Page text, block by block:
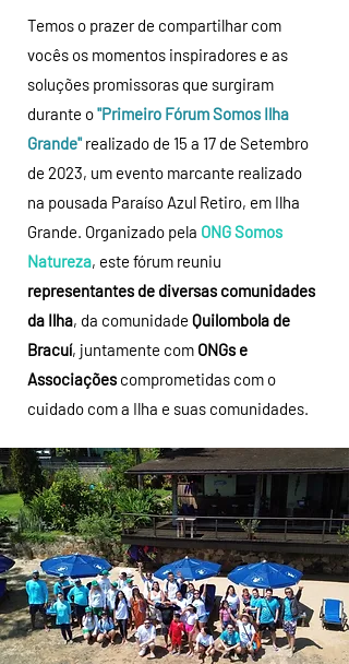
Temos o prazer de compartilhar com
vocês os momentos inspiradores e as
soluções promissoras que surgiram
durante o"Primeiro Fórum Somos Ilha
Grande"realizado de 15 a 17 de Setembro
de 2023, um evento marcante realizado
na pousada Paraíso Azul Retiro, em Ilha
Grande. Organizado pela ONG Somos
Natureza, este fórum reuniu
representantes de diversas comunidades
da Ilha, da comunidade Quilombola de
Bracuí, juntamente com ONGs e
Associações comprometidas com o
cuidado com a Ilha e suas comunidades.